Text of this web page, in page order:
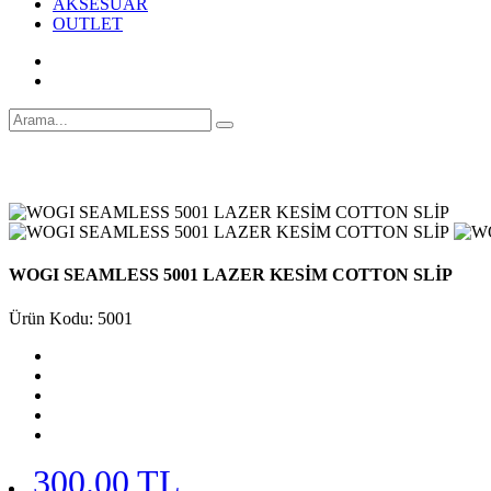
AKSESUAR
OUTLET
WOGI SEAMLESS 5001 LAZER KESİM COTTON SLİP
Ürün Kodu: 5001
300.00 TL